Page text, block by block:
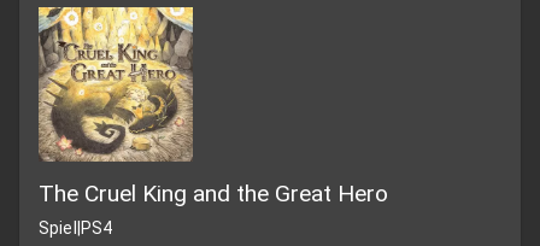
The Cruel King and the Great Hero
Spiel|PS4